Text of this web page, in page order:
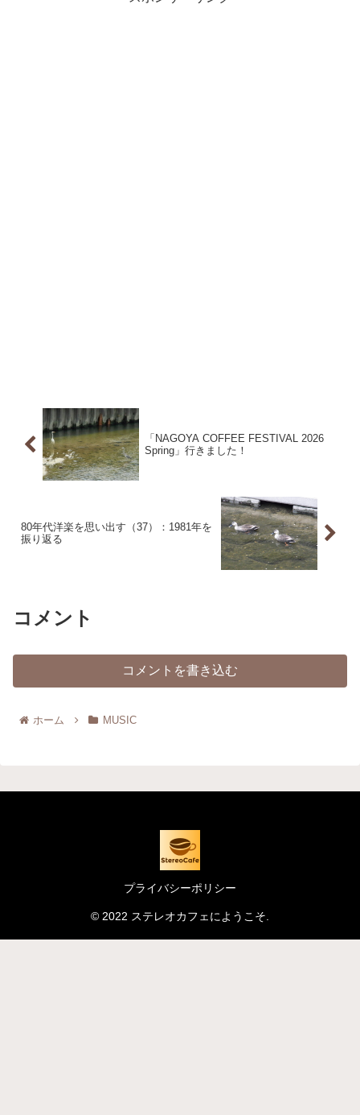
「NAGOYA COFFEE FESTIVAL 2026
Spring」行きました！
80年代洋楽を思い出す（37）：1981年を
振り返る
コメント
コメントを書き込む
ホーム MUSIC
プライバシーポリシー
© 2022 ステレオカフェにようこそ.